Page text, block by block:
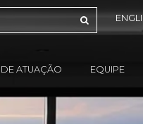
ATUAÇÃO EQUIPE